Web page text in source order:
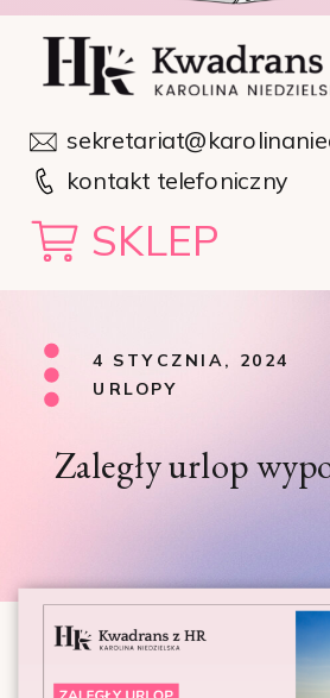
kontakt telefoniczny
SKLEP
Zaległy urlop
URLOPY
4 STYCZNIA, 2024